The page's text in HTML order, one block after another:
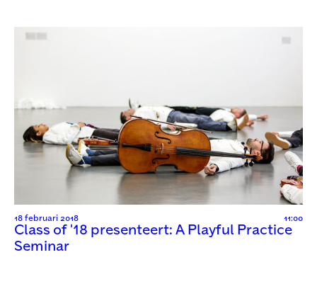
18 februari 2018 11:00
Class of '18 presenteert: A Playful Practice
Seminar